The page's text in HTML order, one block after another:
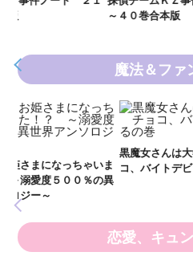
～４０巻合本版
～
魔法＆ファ
黒魔女さんは大学生！！ チョ
コ、バイトデビューするの巻
１
恋愛、キュ